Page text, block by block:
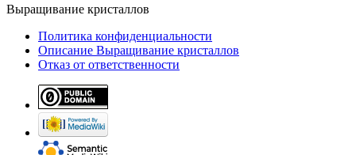
Выращивание кристаллов
Политика конфиденциальности
Описание Выращивание кристаллов
Отказ от ответственности